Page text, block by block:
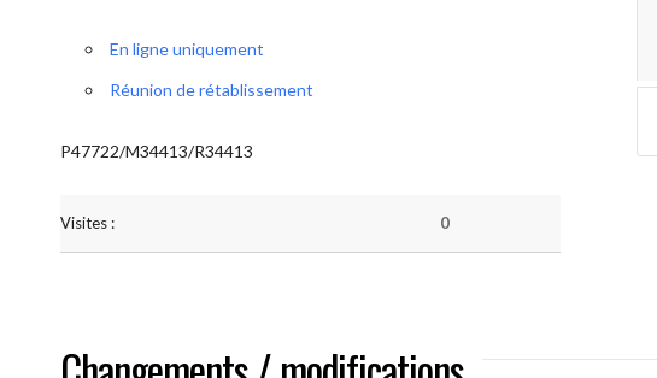
En ligne uniquement
Réunion de rétablissement
P47722/M34413/R34413
Visites : 0